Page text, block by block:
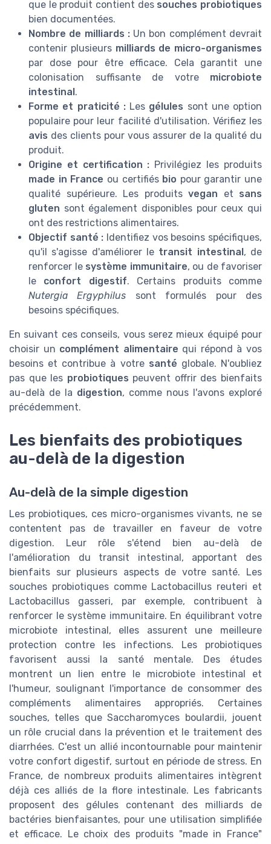
que le produit contient des souches probiotiques
bien documentées.
Nombre de milliards :Un bon complément devrait
contenir plusieurs milliards de micro-organismes
par dose pour être efficace. Cela garantit une
colonisation suffisante de votre microbiote
intestinal .
Forme et praticité :Les gélules sont une option
populaire pour leur facilité d'utilisation. Vérifiez les
avis des clients pour vous assurer de la qualité du
produit.
Origine et certification : Privilégiez les produits
made in France ou certifiés bio pour garantir une
qualité supérieure. Les produits vegan et sans
gluten sont également disponibles pour ceux qui
ont des restrictions alimentaires.
Objectif santé : Identifiez vos besoins spécifiques,
qu'il s'agisse d'améliorer le transit intestinal , de
renforcer le système immunitaire, ou de favoriser
le confort digestif. Certains produits comme
Nutergia Ergyphilus sont formulés pour des
besoins spécifiques.
En suivant ces conseils, vous serez mieux équipé pour
choisir un complément alimentaire qui répond à vos
besoins et contribue à votre santé globale. N'oubliez
pas que les probiotiques peuvent offrir des bienfaits
au-delà de la digestion, comme nous l'avons exploré
précédemment.
Les bienfaits des probiotiques
au-delà de la digestion
Au-delà de la simple digestion
Les probiotiques, ces micro-organismes vivants, ne se
contentent pas de travailler en faveur de votre
digestion. Leur rôle s'étend bien au-delà de
l'amélioration du transit intestinal, apportant des
bienfaits sur plusieurs aspects de votre santé. Les
souches probiotiques comme Lactobacillus reuteri et
Lactobacillus gasseri, par exemple, contribuent à
renforcer le système immunitaire. En équilibrant votre
microbiote intestinal, elles assurent une meilleure
protection contre les infections. Les probiotiques
favorisent aussi la santé mentale. Des études
montrent un lien entre le microbiote intestinal et
l'humeur, soulignant l'importance de consommer des
compléments alimentaires appropriés. Certaines
souches, telles que Saccharomyces boulardii, jouent
un rôle crucial dans la prévention et le traitement des
diarrhées. C'est un allié incontournable pour maintenir
votre confort digestif, surtout en période de stress. En
France, de nombreux produits alimentaires intègrent
déjà ces alliés de la flore intestinale. Les fabricants
proposent des gélules contenant des milliards de
bactéries bienfaisantes, pour une utilisation simplifiée
et efficace. Le choix des produits "made in France"